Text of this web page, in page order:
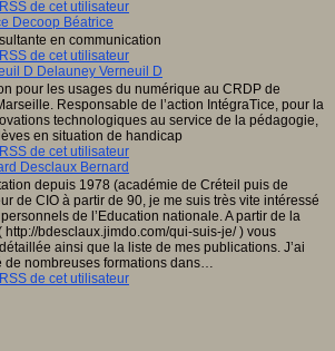
de cet utilisateur
Decoop Béatrice
en communication
de cet utilisateur
Delauney Verneuil D
pour les usages du numérique au CRDP de
Responsable de l’action IntégraTice, pour la
technologiques au service de la pédagogie,
en situation de handicap
de cet utilisateur
Desclaux Bernard
depuis 1978 (académie de Créteil puis de
de CIO à partir de 90, je me suis très vite intéressé
de l’Education nationale. A partir de la
http://bdesclaux.jimdo.com/qui-suis-je/ ) vous
ainsi que la liste de mes publications. J’ai
de nombreuses formations dans…
de cet utilisateur